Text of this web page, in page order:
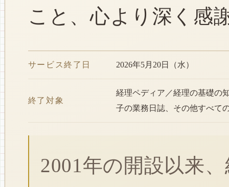
こと、心より深く感
サービス終了日 2026年5月20日（水）
終了対象
経理ペディア／経理の基礎の
子の業務日誌、その他すべて
2001年の開設以来